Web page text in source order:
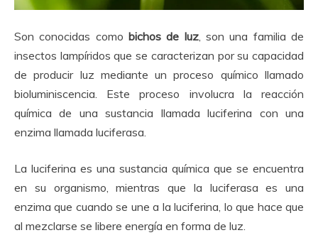
Son conocidas como bichos de luz, son una familia de
insectos lampíridos que se caracterizan por su capacidad
de producir luz mediante un proceso químico llamado
bioluminiscencia. Este proceso involucra la reacción
química de una sustancia llamada luciferina con una
enzima llamada luciferasa.
La luciferina es una sustancia química que se encuentra
en su organismo, mientras que la luciferasa es una
enzima que cuando se une a la luciferina, lo que hace que
al mezclarse se libere energía en forma de luz.